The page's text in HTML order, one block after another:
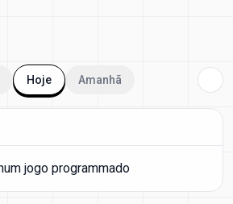
Hoje Amanhã
jogo programmado